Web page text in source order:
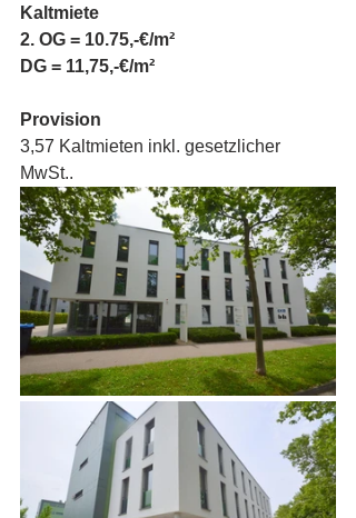
Kaltmiete
2. OG = 10.75,-€/m²
DG = 11,75,-€/m²
Provision
3,57 Kaltmieten inkl. gesetzlicher
MwSt..